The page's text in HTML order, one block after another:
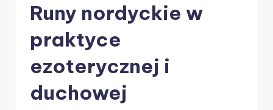
Runy nordyckie w
praktyce
ezoterycznej i
duchowej